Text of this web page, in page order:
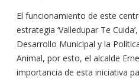
El funcionamiento de este
estrategia ‘Valledupar Te
Desarrollo Municipal y la
Animal, por esto, el alcalde
importancia de esta iniciativa